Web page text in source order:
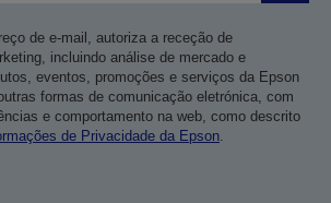
de e-mail, autoriza a receção de
incluindo análise de mercado e
eventos, promoções e serviços da Epson
formas de comunicação eletrónica, com
e comportamento na web, como descrito
de Privacidade da Epson.